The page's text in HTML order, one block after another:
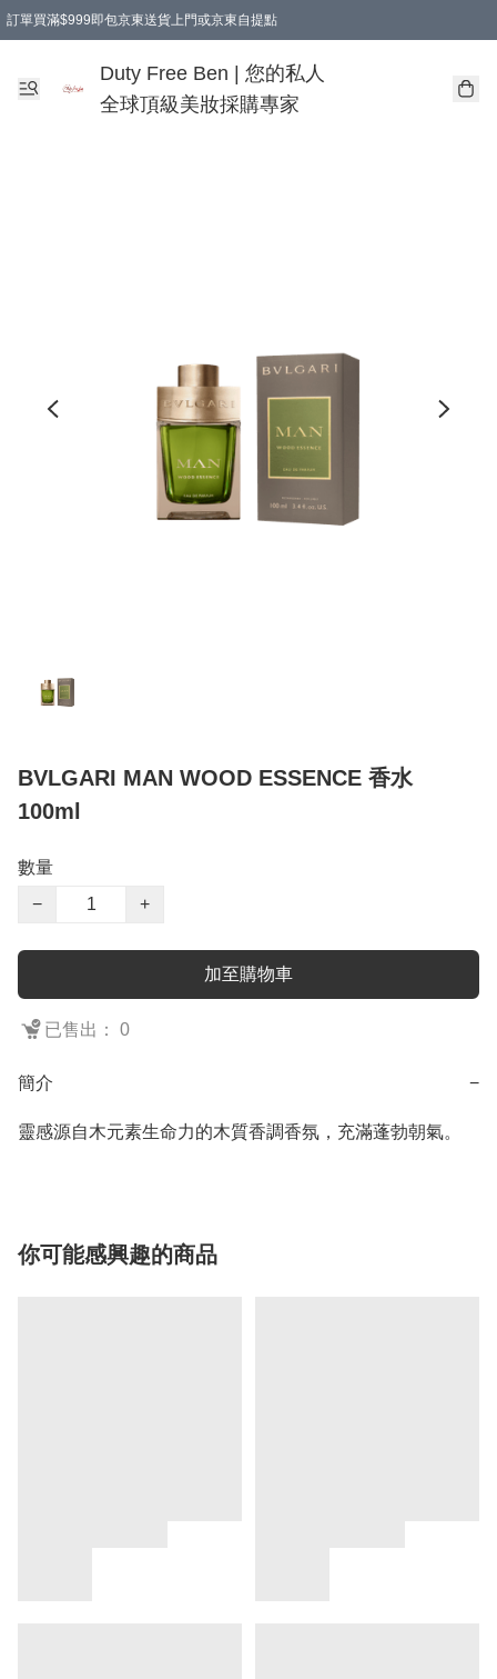
訂單買滿$999即包京東送貨上門或京東自提點
Duty Free Ben | 您的私人
全球頂級美妝採購專家
BVLGARI MAN WOOD ESSENCE 香水
100ml
數量
−
+
加至購物車
已售出： 0
簡介 −
靈感源自木元素生命力的木質香調香氛，充滿蓬勃朝氣。
你可能感興趣的商品